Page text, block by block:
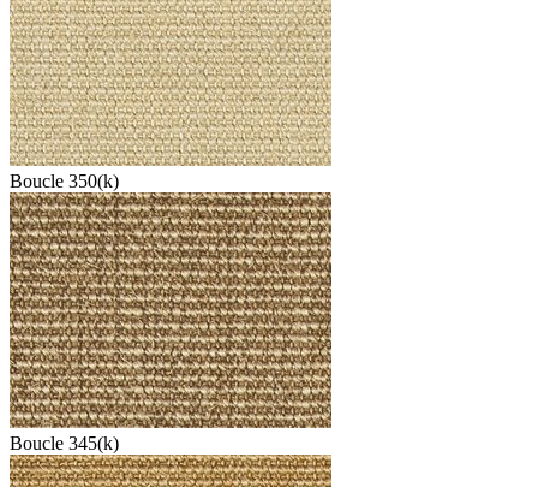
Boucle 350(k)
Boucle 345(k)